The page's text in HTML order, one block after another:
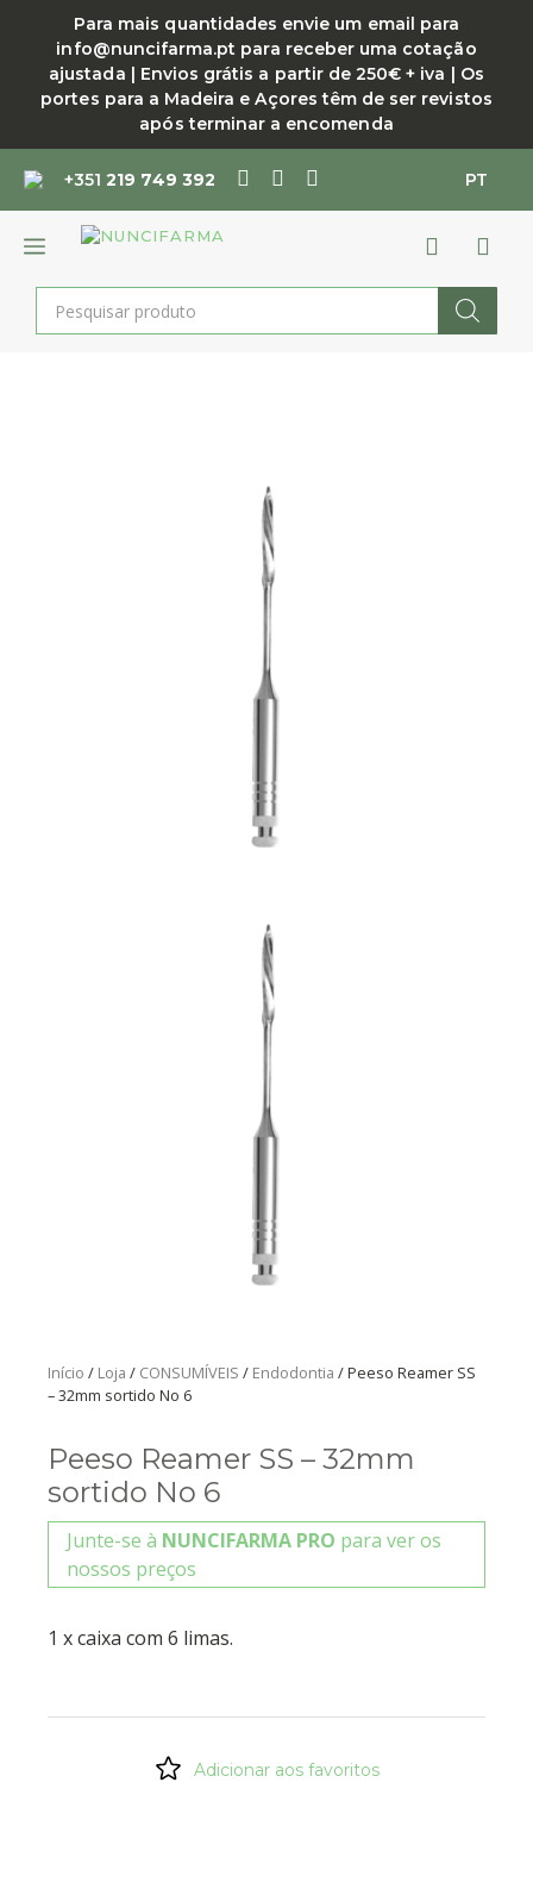
conteúdo
Para mais quantidades envie um email para
info@nuncifarma.pt para receber uma cotação
ajustada | Envios grátis a partir de 250€ + iva | Os
portes para a Madeira e Açores têm de ser revistos
após terminar a encomenda
+351219 749 392 PT
MENU
Products
search
Início / Loja / CONSUMÍVEIS / Endodontia / Peeso Reamer SS
– 32mm sortido No 6
Peeso Reamer SS – 32mm
sortido No 6
Junte-se à NUNCIFARMA PRO para ver os
nossos preços
1 x caixa com 6 limas.
Adicionar aos favoritos